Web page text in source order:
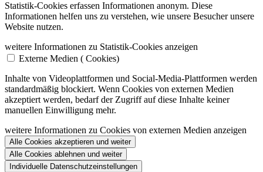
Statistik-Cookies erfassen Informationen anonym. Diese
Informationen helfen uns zu verstehen, wie unsere Besucher unsere
Website nutzen.
weitere Informationen zu Statistik-Cookies anzeigen
Externe Medien ( Cookies)
Inhalte von Videoplattformen und Social-Media-Plattformen werden
standardmäßig blockiert. Wenn Cookies von externen Medien
akzeptiert werden, bedarf der Zugriff auf diese Inhalte keiner
manuellen Einwilligung mehr.
weitere Informationen zu Cookies von externen Medien anzeigen
Alle Cookies akzeptieren und weiter
Alle Cookies ablehnen und weiter
Individuelle Datenschutzeinstellungen